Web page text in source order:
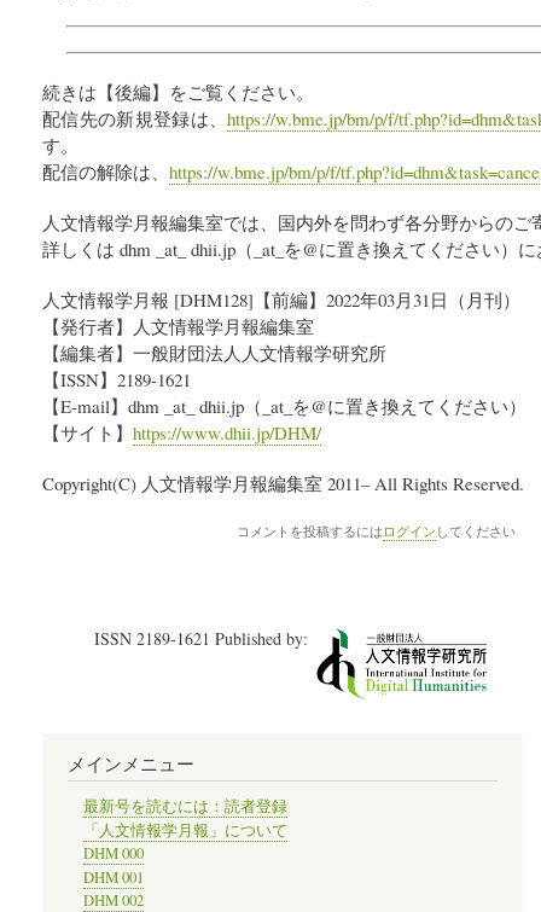
続きは【後編】をご覧ください。
配信先の新規登録は、https://w.bme.jp/bm/p/f/
す。
配信の解除は、 https://w.bme.jp/bm/p/f/
人文情報学月報編集室では、国内外を問わず各分野からの
詳しくは dhm _at_ dhii.jp（_at_を@に置き換えてください）
人文情報学月報 [DHM128]【前編】2022年03月31日（月刊）
【発行者】人文情報学月報編集室
【編集者】一般財団法人人文情報学研究所
【ISSN】2189-1621
【E-mail】dhm _at_ dhii.jp（_at_を@に置き換えてください）
【サイト】 https://www.dhii.jp/DHM/
Copyright(C) 人文情報学月報編集室 2011– All Rights Reserved.
コメントを投稿するにはログインしてください
ISSN 2189-1621 Published by:
メインメニュー
最新号を読むには：読者登録
「人文情報学月報」について
DHM 000
DHM 001
DHM 002